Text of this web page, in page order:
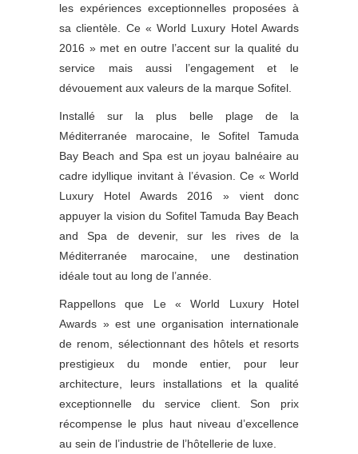
les expériences exceptionnelles proposées à
sa clientèle. Ce « World Luxury Hotel Awards
2016 » met en outre l’accent sur la qualité du
service mais aussi l’engagement et le
dévouement aux valeurs de la marque Sofitel.
Installé sur la plus belle plage de la
Méditerranée marocaine, le Sofitel Tamuda
Bay Beach and Spa est un joyau balnéaire au
cadre idyllique invitant à l’évasion. Ce « World
Luxury Hotel Awards 2016 » vient donc
appuyer la vision du Sofitel Tamuda Bay Beach
and Spa de devenir, sur les rives de la
Méditerranée marocaine, une destination
idéale tout au long de l’année.
Rappellons que Le « World Luxury Hotel
Awards » est une organisation internationale
de renom, sélectionnant des hôtels et resorts
prestigieux du monde entier, pour leur
architecture, leurs installations et la qualité
exceptionnelle du service client. Son prix
récompense le plus haut niveau d’excellence
au sein de l’industrie de l’hôtellerie de luxe.